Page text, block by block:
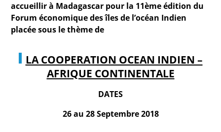
accueillir à Madagascar pour la 11ème édition du
Forum économique des îles de l’océan Indien
placée sous le thème de
LA COOPERATION OCEAN INDIEN –
AFRIQUE CONTINENTALE
DATES
26 au 28 Septembre 2018